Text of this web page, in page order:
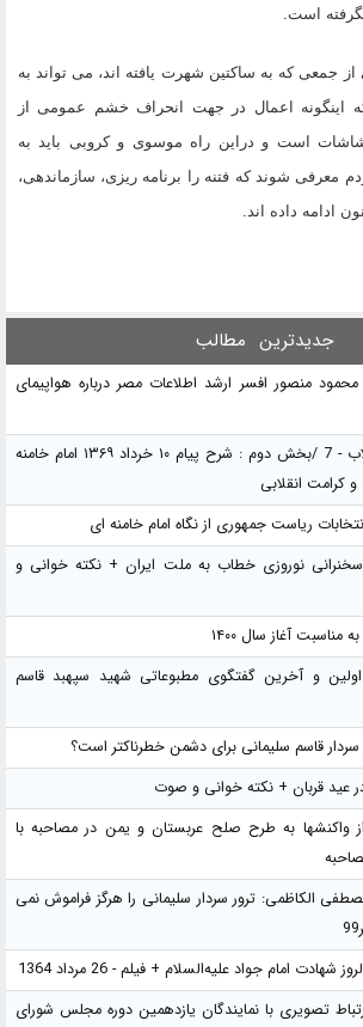
است.
از جمعی که به ساکتین شهرت یافته اند، می تواند به
اینگونه اعمال در جهت انحراف خشم عمومی از
است و دراین راه موسوی و کروبی باید به
معرفی شوند که فتنه را برنامه ریزی، سازماندهی،
ادامه داده اند.
جدیدترین مطالب
منصور افسر ارشد اطلاعات مصر درباره هواپیمای
منشور گفتمان امام و انقلاب - 7 /بخش دوم : شرح پیام ۱۰ خرداد ۱۳۶۹ امام خامنه
انقلابی
ریاست جمهوری از نگاه امام خامنه ای
سخنرانی نوروزی خطاب به ملت ایران + نکته خوانی و
مناسبت آغاز سال ۱۴۰۰
و آخرین گفتگوی مطبوعاتی شهید سپهبد قاسم
قاسم سلیمانی برای دشمن خطرناکتر است؟
عید قربان + نکته خوانی و صوت
واکنشها به طرح صلح عربستان و یمن در مصاحبه با
الکاظمی: ترور سردار سلیمانی را هرگز فراموش نمی
امام جواد علیه‌السلام + فیلم - 26 مرداد 1364
تصویری با نمایندگان یازدهمین دوره مجلس شورای